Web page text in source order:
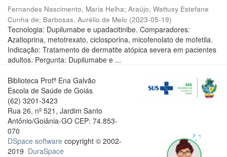
Fernandes Nascimento, Maria Helha; Araújo, Wattusy Estefane
Cunha de; Barbosas, Aurélio de Melo (2023-05-19)
Tecnologia: Dupilumabe e upadacitinibe. Comparadores:
Azatioprina, metotrexato, ciclosporina, micofenolato de mofetila.
Indicação: Tratamento de dermatite atópica severa em pacientes
adultos. Pergunta: Dupilumabe e ...
Biblioteca Profª Ena Galvão
Escola de Saúde de Goiás
(62) 3201-3423
Rua 26, nº 521, Jardim Santo
Antônio/Goiânia-GO CEP: 74.853-
070
DSpace software copyright © 2002-
2019 DuraSpace